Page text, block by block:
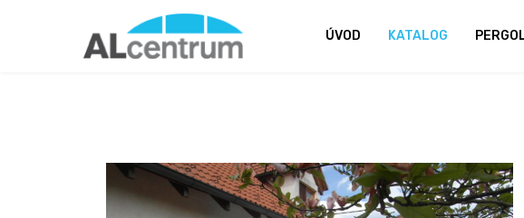
ÚVOD KATALOG